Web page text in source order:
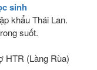
sinh
khẩu Thái Lan.
suốt.
HTR (Làng Rùa)